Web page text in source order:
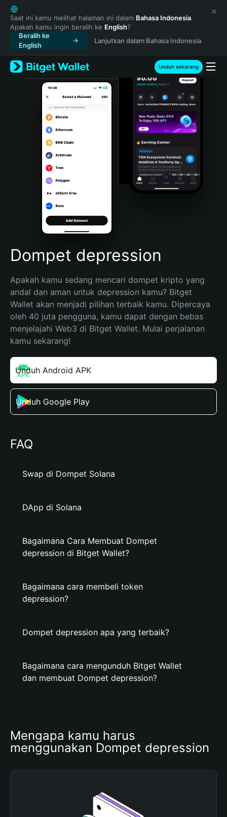
English
日本語
Tiếng Việt
Русский
Español (Latinoamérica)
Türkçe
Italiano
Português (Portugal)
Bahasa Indonesia
Português (Brasil)
Español (Argentina)
Saat ini kamu melihat halaman ini dalam Bahasa Indonesia.
Apakah kamu ingin beralih ke English?
Beralih ke
English
Lanjutkan dalam Bahasa Indonesia
Unduh sekarang
Dompet depression
Apakah kamu sedang mencari dompet kripto yang
andal dan aman untuk depression kamu? Bitget
Wallet akan menjadi pilihan terbaik kamu. Dipercaya
oleh 40 juta pengguna, kamu dapat dengan bebas
menjelajahi Web3 di Bitget Wallet. Mulai perjalanan
kamu sekarang!
Unduh Android APK
Unduh Google Play
FAQ
Swap di Dompet Solana
DApp di Solana
Bagaimana Cara Membuat Dompet
depression di Bitget Wallet?
Bagaimana cara membeli token
depression?
Dompet depression apa yang terbaik?
Bagaimana cara mengunduh Bitget Wallet
dan membuat Dompet depression?
Mengapa kamu harus
menggunakan Dompet depression